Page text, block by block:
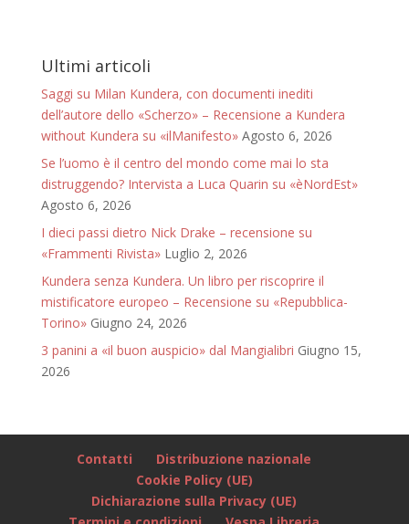
Ultimi articoli
Saggi su Milan Kundera, con documenti inediti
dell’autore dello «Scherzo» – Recensione a Kundera
without Kundera su «ilManifesto» Agosto 6, 2026
Se l’uomo è il centro del mondo come mai lo sta
distruggendo? Intervista a Luca Quarin su «èNordEst»
Agosto 6, 2026
I dieci passi dietro Nick Drake – recensione su
«Frammenti Rivista» Luglio 2, 2026
Kundera senza Kundera. Un libro per riscoprire il
mistificatore europeo – Recensione su «Repubblica-
Torino» Giugno 24, 2026
3 panini a «il buon auspicio» dal Mangialibri Giugno 15,
2026
Contatti
Distribuzione nazionale
Cookie Policy (UE)
Dichiarazione sulla Privacy (UE)